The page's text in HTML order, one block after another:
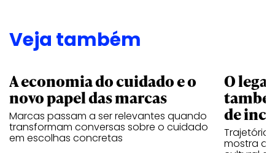
Veja também
A economia do cuidado e o
novo papel das marcas
Marcas passam a ser relevantes quando
transformam conversas sobre o cuidado
em escolhas concretas
O
de
Trajetória
mostra